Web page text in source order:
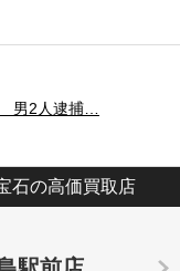
男2人逮捕…
石の高価買取店